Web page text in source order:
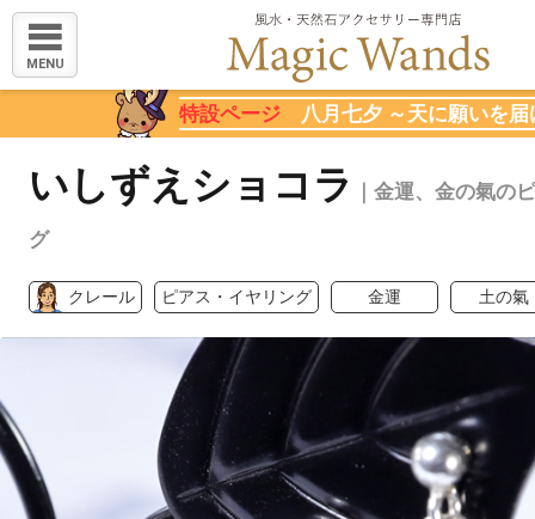
MENU
特設ページ 八月七夕 ～天に願いを届
いしずえショコラ ｜金運、金の氣の
グ
クレール ピアス・イヤリング 金運 土の氣